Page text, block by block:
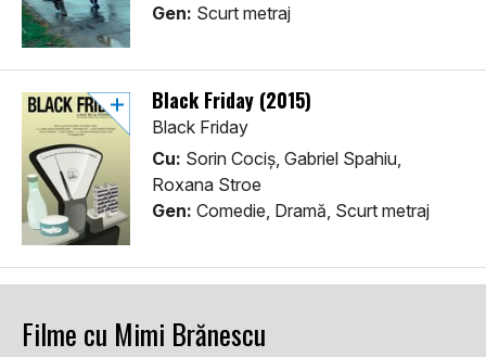
Gen: Scurt metraj
Black Friday (2015)
Black Friday
Cu: Sorin Cociș, Gabriel Spahiu,
Roxana Stroe
Gen: Comedie, Dramă, Scurt metraj
Filme cu Mimi Brănescu